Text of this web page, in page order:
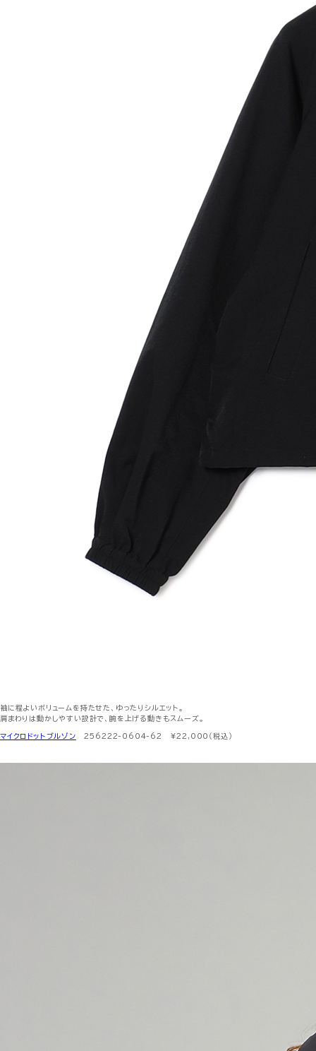
袖に程よいボリュームを持たせた、ゆったりシルエット。
肩まわりは動かしやすい設計で、腕を上げる動きもスムーズ。
マイクロドットブルゾン 256222-0604-62 ¥22,000（税込）